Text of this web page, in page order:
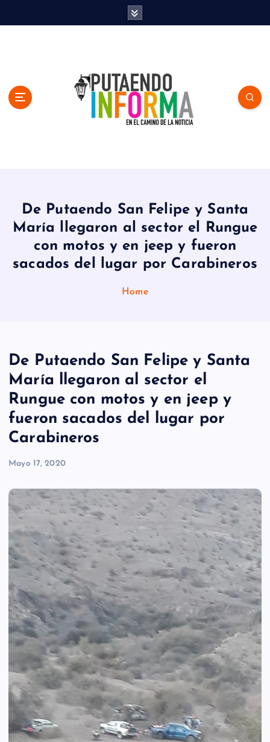
De Putaendo San Felipe y Santa
María llegaron al sector el Rungue
con motos y en jeep y fueron
sacados del lugar por Carabineros
Home
De Putaendo San Felipe y Santa
María llegaron al sector el
Rungue con motos y en jeep y
fueron sacados del lugar por
Carabineros
Mayo 17, 2020